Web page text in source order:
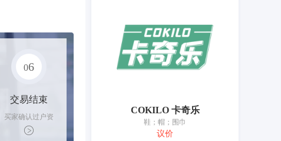
06
交易结束
买家确认过户资
料后，平台解冻
资金支付卖家
COKILO 卡奇乐
鞋；帽；围巾
议价